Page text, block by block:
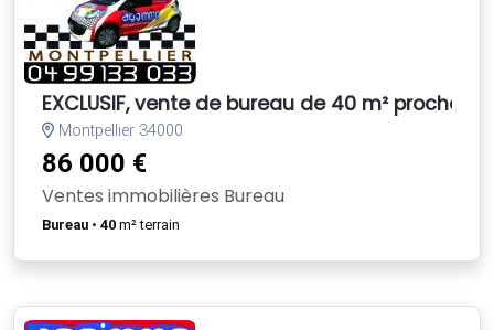
EXCLUSIF, vente de bureau de 40 m² proche
Montpellier 34000
86 000 €
Ventes immobilières Bureau
Bureau • 40 m² terrain